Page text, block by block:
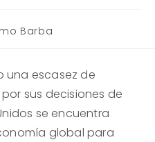
Barba
una escasez de
sus decisiones de
se encuentra
global para